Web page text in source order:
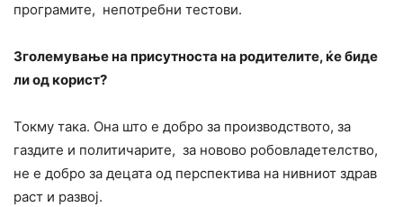
програмите, непотребни тестови.
Зголемување на присутноста на родителите, ќе биде
ли од корист?
Токму така. Она што е добро за производството, за
газдите и политичарите, за новово робовладетелство,
не е добро за децата од перспектива на нивниот здрав
раст и развој.